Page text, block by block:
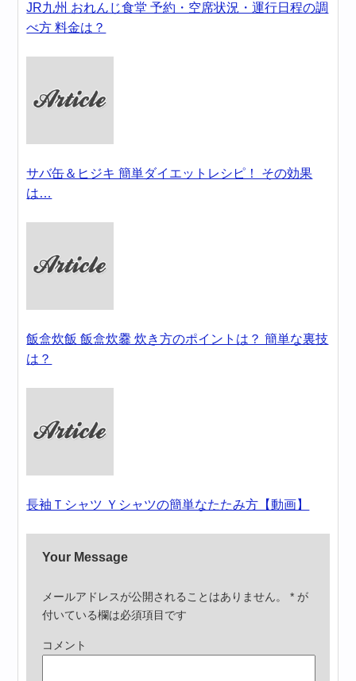
JR九州 おれんじ食堂 予約・空席状況・運行日程の調
べ方 料金は？
サバ缶＆ヒジキ 簡単ダイエットレシピ！ その効果
は…
飯盒炊飯 飯盒炊爨 炊き方のポイントは？ 簡単な裏技
は？
長袖Ｔシャツ Ｙシャツの簡単なたたみ方【動画】
Your Message
メールアドレスが公開されることはありません。 * が
付いている欄は必須項目です
コメント